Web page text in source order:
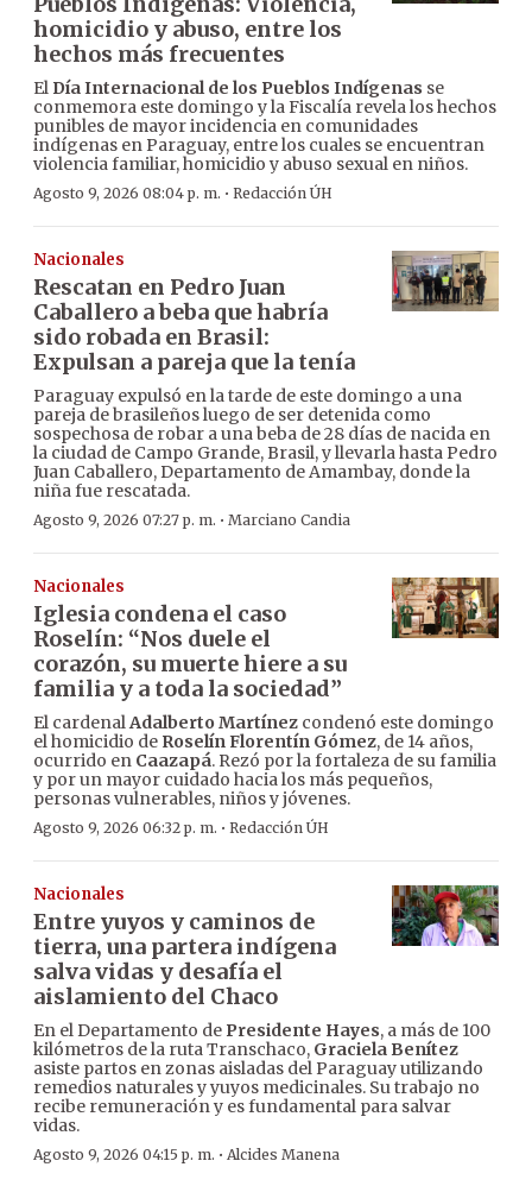
homicidio y abuso, entre los
hechos más frecuentes
El Día Internacional de los Pueblos Indígenas se
conmemora este domingo y la Fiscalía revela los hechos
punibles de mayor incidencia en comunidades
indígenas en Paraguay, entre los cuales se encuentran
violencia familiar, homicidio y abuso sexual en niños.
Agosto 9, 2026 08:04 p. m. · Redacción ÚH
Nacionales
Rescatan en Pedro Juan
Caballero a beba que habría
sido robada en Brasil:
Expulsan a pareja que la tenía
Paraguay expulsó en la tarde de este domingo a una
pareja de brasileños luego de ser detenida como
sospechosa de robar a una beba de 28 días de nacida en
la ciudad de Campo Grande, Brasil, y llevarla hasta Pedro
Juan Caballero, Departamento de Amambay, donde la
niña fue rescatada.
Agosto 9, 2026 07:27 p. m. · Marciano Candia
Nacionales
Iglesia condena el caso
Roselín: “Nos duele el
corazón, su muerte hiere a su
familia y a toda la sociedad”
El cardenalAdalberto Martínez condenó este domingo
el homicidio de Roselín Florentín Gómez, de 14 años,
ocurrido en Caazapá. Rezó por la fortaleza de su familia
y por un mayor cuidado hacia los más pequeños,
personas vulnerables, niños y jóvenes.
Agosto 9, 2026 06:32 p. m. · Redacción ÚH
Nacionales
Entre yuyos y caminos de
tierra, una partera indígena
salva vidas y desafía el
aislamiento del Chaco
En el Departamento de Presidente Hayes, a más de 100
kilómetros de la ruta Transchaco, Graciela Benítez
asiste partos en zonas aisladas del Paraguay utilizando
remedios naturales y yuyos medicinales. Su trabajo no
recibe remuneración y es fundamental para salvar
vidas.
Agosto 9, 2026 04:15 p. m. · Alcides Manena